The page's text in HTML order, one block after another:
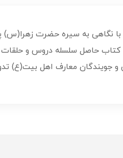
نگاهی به سیره حضرت
حاصل سلسله دروس و حلقات
و جویندگان معارف اهل بیت(ع)